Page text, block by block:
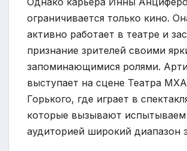
ограничивается только кино.
активно работает в театре и
признание зрителей своими
запоминающимися ролями.
выступает на сцене Театра
Горького, где играет в
которые вызывают испытываем
аудиторией широкий диапазон